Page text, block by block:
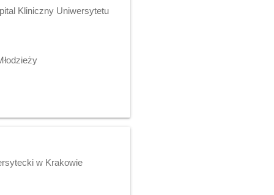
Kliniczny Uniwersytetu
w Krakowie